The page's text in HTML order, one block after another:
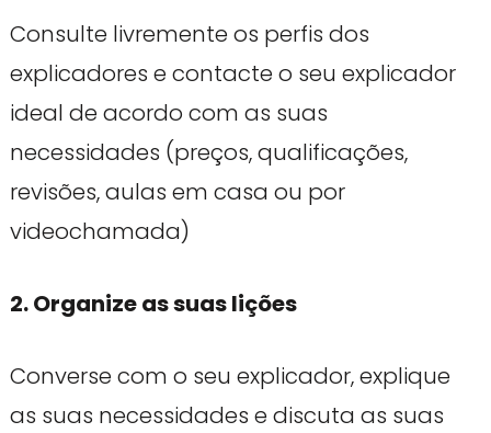
Consulte livremente os perfis dos
explicadores e contacte o seu explicador
ideal de acordo com as suas
necessidades (preços, qualificações,
revisões, aulas em casa ou por
videochamada)
2. Organize as suas lições
Converse com o seu explicador, explique
as suas necessidades e discuta as suas